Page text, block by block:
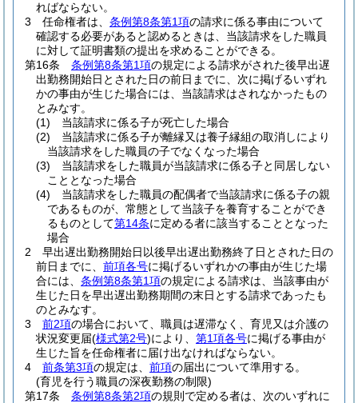
ればならない。
3
任命権者は、 条例第8条第1項の請求に係る事由について
確認する必要があると認めるときは、当該請求をした職員
に対して証明書類の提出を求めることができる。
第16条
条例第8条第1項の規定による請求がされた後早出遅
出勤務開始日とされた日の前日までに、次に掲げるいずれ
かの事由が生じた場合には、当該請求はされなかったもの
とみなす。
(1)
当該請求に係る子が死亡した場合
(2)
当該請求に係る子が離縁又は養子縁組の取消しにより
当該請求をした職員の子でなくなった場合
(3)
当該請求をした職員が当該請求に係る子と同居しない
こととなった場合
(4)
当該請求をした職員の配偶者で当該請求に係る子の親
であるものが、常態として当該子を養育することができ
るものとして第14条に定める者に該当することとなった
場合
2
早出遅出勤務開始日以後早出遅出勤務終了日とされた日の
前日までに、 前項各号に掲げるいずれかの事由が生じた場
合には、 条例第8条第1項の規定による請求は、当該事由が
生じた日を早出遅出勤務期間の末日とする請求であったも
のとみなす。
3
前2項の場合において、職員は遅滞なく、育児又は介護の
状況変更届(様式第2号)により、 第1項各号に掲げる事由が
生じた旨を任命権者に届け出なければならない。
4
前条第3項の規定は、 前項の届出について準用する。
(育児を行う職員の深夜勤務の制限)
第17条
条例第8条第2項の規則で定める者は、次のいずれに